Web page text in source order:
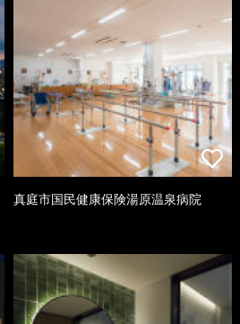
真庭市国民健康保険湯原温泉病院